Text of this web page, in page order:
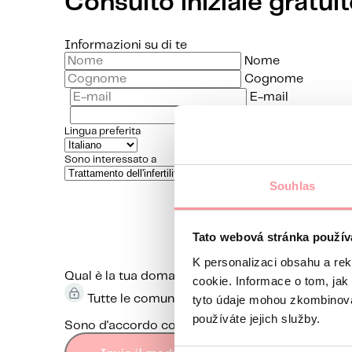
Souhlas
Tato webová stránka
K personalizaci obsahu a
cookie. Informace o tom,
tyto údaje mohou
používáte jejich služby.
Informazioni su di te
Nome
Cognome
E-mail
Lingua preferita
Sono interessato a
Qual è la tua domanda? La comunicazione è la
Tutte le comunicazioni sono crittografate
Sono d'accordo con protezione dei dati personali